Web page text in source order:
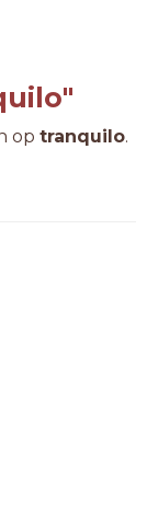
op tranquilo.